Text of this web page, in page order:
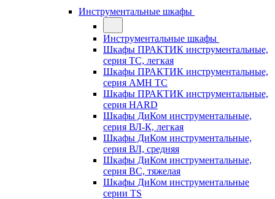
Инструментальные шкафы
Инструментальные шкафы
Шкафы ПРАКТИК инструментальные,
серия TC, легкая
Шкафы ПРАКТИК инструментальные,
серия AMH TC
Шкафы ПРАКТИК инструментальные,
серия HARD
Шкафы ДиКом инструментальные,
cерия ВЛ-К, легкая
Шкафы ДиКом инструментальные,
серия ВЛ, средняя
Шкафы ДиКом инструментальные,
серия ВС, тяжелая
Шкафы ДиКом инструментальные
серии TS